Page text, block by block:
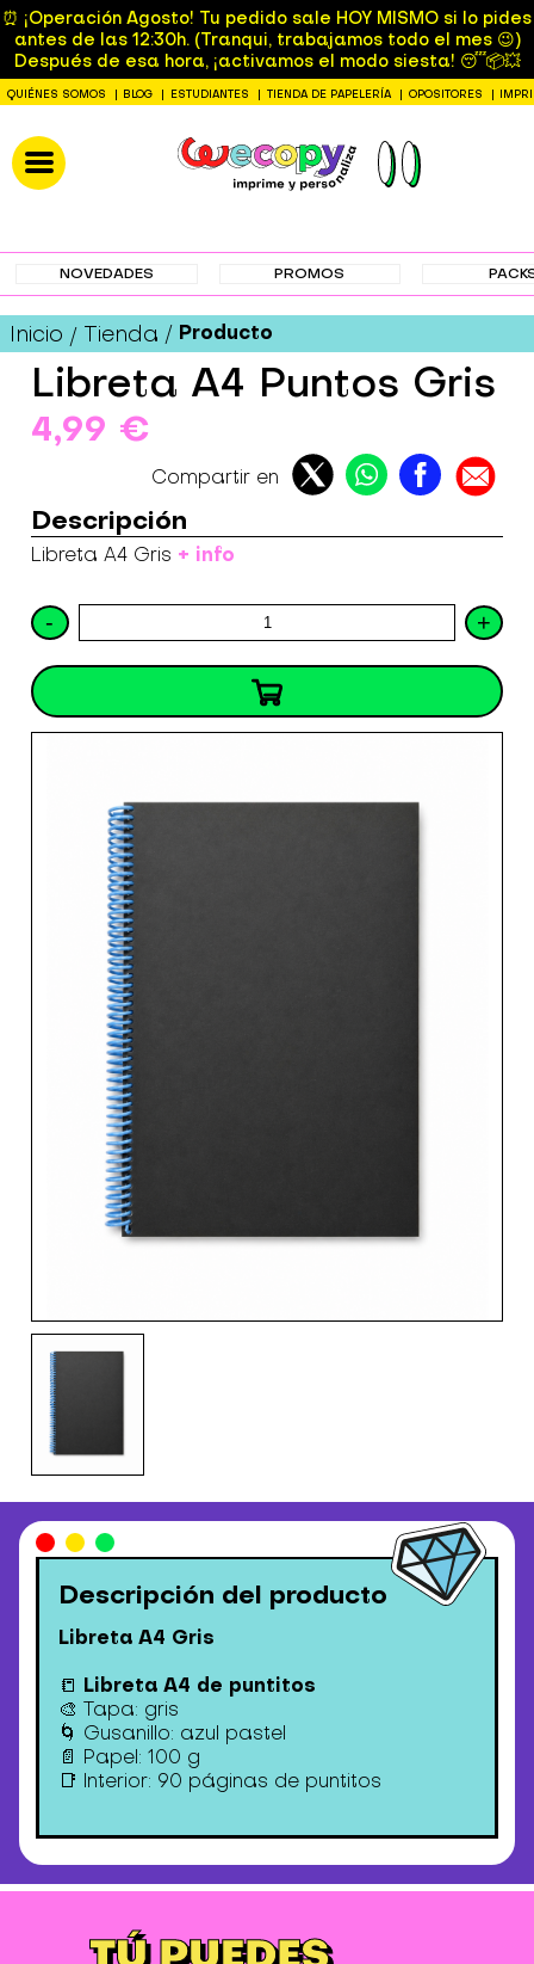
⏰ ¡Operación Agosto! Tu pedido sale HOY MISMO si lo pides
antes de las 12:30h. (Tranqui, trabajamos todo el mes 😉)
Después de esa hora, ¡activamos el modo siesta! 😴📦💥
QUIÉNES SOMOS BLOG ESTUDIANTES TIENDA DE PAPELERÍA OPOSITORES
NOVEDADES PROMOS
Inicio Tienda Producto
Libreta A4 Puntos Gris
4,99 €
Compartir en
Descripción
Libreta A4 Gris + info
- +
Descripción del producto
Libreta A4 Gris
📒 Libreta A4 de puntitos
🎨 Tapa: gris
🌀 Gusanillo: azul pastel
📄 Papel: 100 g
📑 Interior: 90 páginas de puntitos